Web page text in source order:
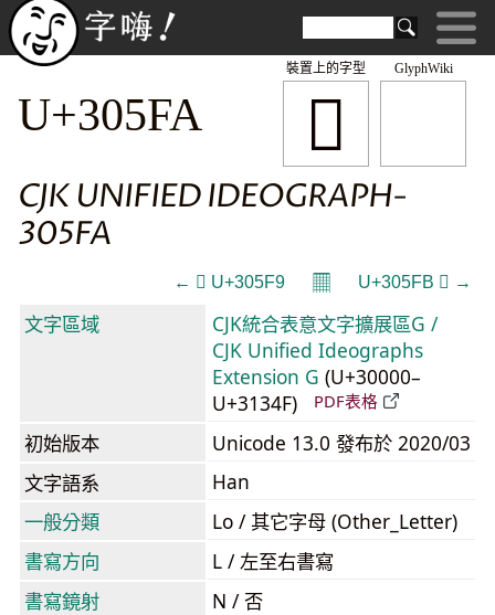
GlyphWiki
𰗺
裝置上的字型
U+305FA
CJK UNIFIED IDEOGRAPH-
305FA
← 𰗹 U+305F9 𝄜 U+305FB 𰗻 →
文字區域
CJK統合表意文字擴展區G /
CJK Unified Ideographs
Extension G (U+30000–
U+3134F)
PDF表格
初始版本
Unicode 13.0 發布於 2020/03
文字語系
Han
一般分類
Lo / 其它字母 (Other_Letter)
書寫方向
L / 左至右書寫
書寫鏡射
N / 否